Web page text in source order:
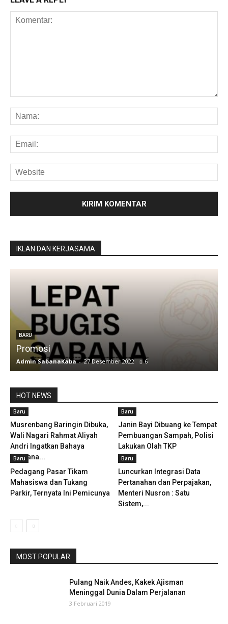
IKLAN DAN KERJASAMA
BARU
Promosi
Admin SabanaKaba - 27 Desember 2022 6
HOT NEWS
Baru
Musrenbang Baringin Dibuka,
Wali Nagari Rahmat Aliyah
Andri Ingatkan Bahaya
Bencana...
Baru
Janin Bayi Dibuang ke Tempat
Pembuangan Sampah, Polisi
Lakukan Olah TKP
Baru
Pedagang Pasar Tikam
Mahasiswa dan Tukang
Parkir, Ternyata Ini Pemicunya
Baru
Luncurkan Integrasi Data
Pertanahan dan Perpajakan,
Menteri Nusron : Satu
Sistem,...
MOST POPULAR
Pulang Naik Andes, Kakek Ajisman
Meninggal Dunia Dalam Perjalanan
3 Februari 2019